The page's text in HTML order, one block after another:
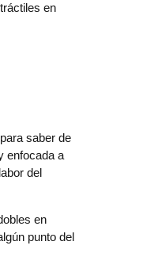
en
saber de
enfocada a
del
en
punto del